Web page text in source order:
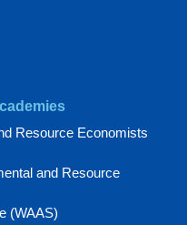
Resource Economists
and Resource
(WAAS)